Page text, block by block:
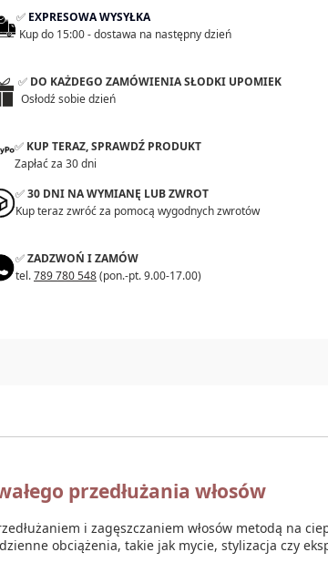
✅ EXPRESOWA WYSYŁKA
Kup do 15:00 - dostawa na następny dzień
✅ DO KAŻDEGO ZAMÓWIENIA SŁODKI UPOMIEK
Osłodź sobie dzień
✅ KUP TERAZ, SPRAWDŹ PRODUKT
Zapłać za 30 dni
✅30 DNI NA WYMIANĘ LUB ZWROT
Kup teraz zwróć za pomocą wygodnych zwrotów
✅ZADZWOŃ I ZAMÓW
tel.789 780 548(pon.-pt. 9.00-17.00)
przedłużania włosów
i zagęszczaniem włosów metodą na
obciążenia, takie jak mycie, stylizacja czy